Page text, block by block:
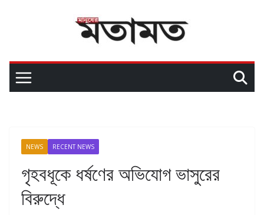
NEWS RECENT NEWS
গৃহবধূকে ধর্ষণের অভিযোগ ভাসুরের
বিরুদ্ধে